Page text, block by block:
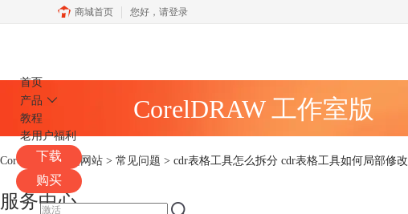
商城首页 您好， 请登录
首页
产品
教程
老用户福利
下载
购买
CorelDRAW 工作室版
CorelDRAW中文网站 > 常见问题 > cdr表格工具怎么拆分 cdr表格工具如何局部修改
服务中心